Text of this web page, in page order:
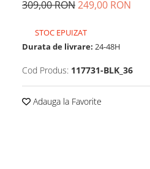
309,00 RON249,00 RON
STOC EPUIZAT
Durata de livrare: 24-48H
Cod Produs: 117731-BLK_36
Adauga la Favorite